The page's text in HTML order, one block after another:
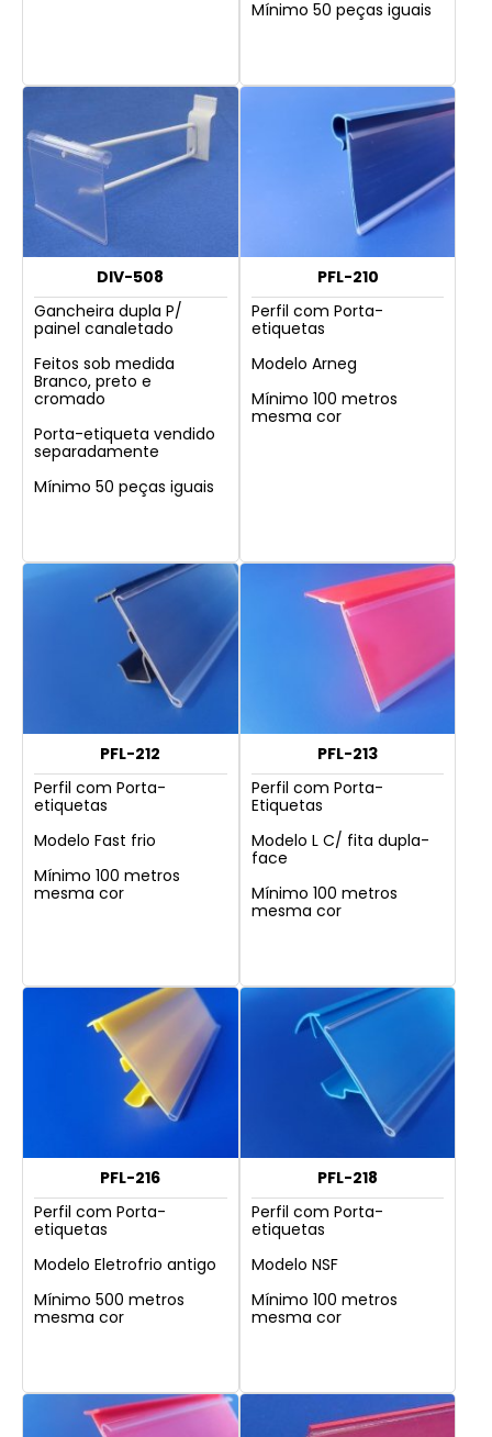
Mínimo 50 peças iguais
DIV-508
Gancheira dupla P/
painel canaletado
Feitos sob medida
Branco, preto e
cromado
Porta-etiqueta vendido
separadamente
Mínimo 50 peças iguais
PFL-210
Perfil com Porta-
etiquetas
Modelo Arneg
Mínimo 100 metros
mesma cor
PFL-212
Perfil com Porta-
etiquetas
Modelo Fast frio
Mínimo 100 metros
mesma cor
PFL-213
Perfil com Porta-
Etiquetas
Modelo L C/ fita dupla-
face
Mínimo 100 metros
mesma cor
PFL-216
Perfil com Porta-
etiquetas
Modelo Eletrofrio antigo
Mínimo 500 metros
mesma cor
PFL-218
Perfil com Porta-
etiquetas
Modelo NSF
Mínimo 100 metros
mesma cor